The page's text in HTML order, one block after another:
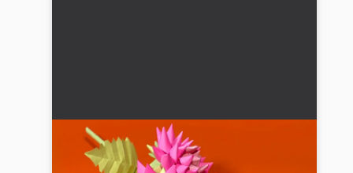
Smukke papirblomster: Enkel DIY-
guide til børn